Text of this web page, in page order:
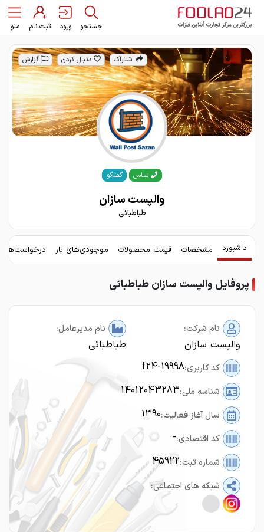
جستجو ورود ثبت نام منو
اشتراک دنبال کردن گزارش
تماس گفتگو
والپست سازان
طباطبائی
داشبورد مشخصات قیمت محصولات موجودی‌های بار
پروفایل والپست سازان طباطبائی
نام شرکت:
والپست سازان
نام مدیرعامل:
طباطبائی
کد کاربری:f24-19998
شناسه ملی:14012043283
سال آغاز فعالیت:1390
کد اقتصادی:-
شماره ثبت:45922
شبکه های اجتماعی: